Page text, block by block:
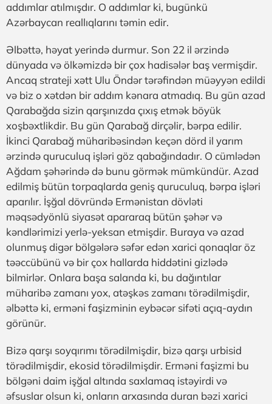
addımlar atılmışdır. O addımlar ki, bugünkü
Azərbaycan reallıqlarını təmin edir.
Əlbəttə, həyat yerində durmur. Son 22 il ərzində
dünyada və ölkəmizdə bir çox hadisələr baş vermişdir.
Ancaq strateji xətt Ulu Öndər tərəfindən müəyyən edildi
və biz o xətdən bir addım kənara atmadıq. Bu gün azad
Qarabağda sizin qarşınızda çıxış etmək böyük
xoşbəxtlikdir. Bu gün Qarabağ dirçəlir, bərpa edilir.
İkinci Qarabağ müharibəsindən keçən dörd il yarım
ərzində quruculuq işləri göz qabağındadır. O cümlədən
Ağdam şəhərində də bunu görmək mümkündür. Azad
edilmiş bütün torpaqlarda geniş quruculuq, bərpa işləri
aparılır. İşğal dövründə Ermənistan dövləti
məqsədyönlü siyasət apararaq bütün şəhər və
kəndlərimizi yerlə-yeksan etmişdir. Buraya və azad
olunmuş digər bölgələrə səfər edən xarici qonaqlar öz
təəccübünü və bir çox hallarda hiddətini gizlədə
bilmirlər. Onlara başa salanda ki, bu dağıntılar
müharibə zamanı yox, atəşkəs zamanı törədilmişdir,
əlbəttə ki, erməni faşizminin eybəcər sifəti açıq-aydın
görünür.
Bizə qarşı soyqırımı törədilmişdir, bizə qarşı urbisid
törədilmişdir, ekosid törədilmişdir. Erməni faşizmi bu
bölgəni daim işğal altında saxlamaq istəyirdi və
əfsuslar olsun ki, onların arxasında duran bəzi xarici